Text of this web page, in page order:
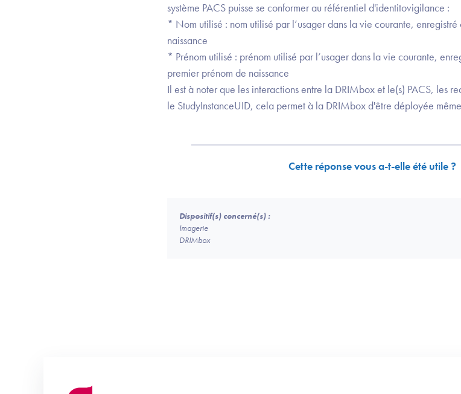
système PACS puisse se conformer au référentiel d'identitovigilance :
* Nom utilisé : nom utilisé par l’usager dans la vie courante,
naissance
* Prénom utilisé : prénom utilisé par l’usager dans la vie courante,
premier prénom de naissance
Il est à noter que les interactions entre la DRIMbox et le(s) PACS, les
le StudyInstanceUID, cela permet à la DRIMbox d'être déployée
Cette réponse vous a-t-elle été utile ?
Dispositif(s) concerné(s) :
Imagerie
DRIMbox